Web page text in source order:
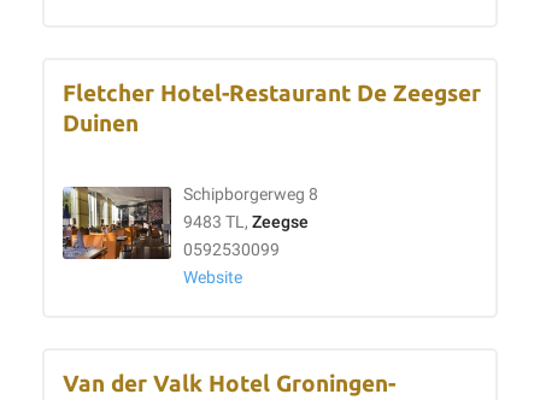
Fletcher Hotel-Restaurant De Zeegser
Duinen
Schipborgerweg 8
9483 TL, Zeegse
0592530099
Website
Van der Valk Hotel Groningen-